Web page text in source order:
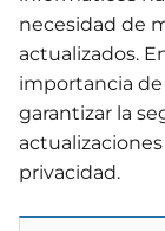
necesidad de
actualizados.
importancia de
garantizar la
privacidad.